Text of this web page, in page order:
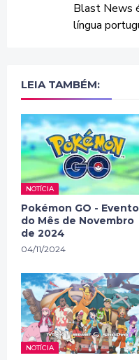
Blast News
língua
LEIA TAMBÉM:
NOTÍCIA
Pokémon GO -
do Mês de Novembro
de 2024
04/11/2024
NOTÍCIA